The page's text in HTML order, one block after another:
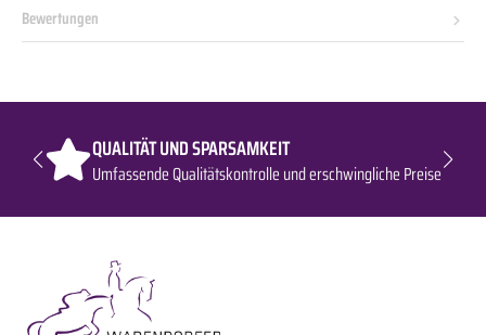
Bewertungen
QUALITÄT UND SPARSAMKEIT
Umfassende Qualitätskontrolle und erschwingliche Preise